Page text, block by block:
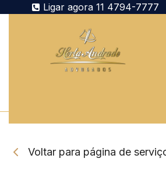
Ligar agora 11 4794-7777
Voltar para página de